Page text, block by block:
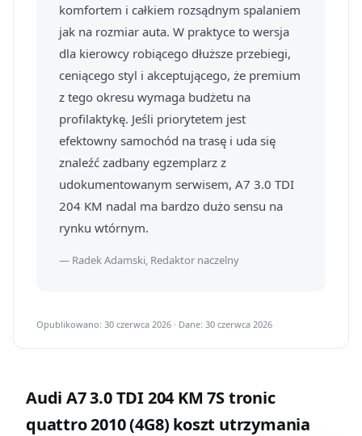
komfortem i całkiem rozsądnym spalaniem
jak na rozmiar auta. W praktyce to wersja
dla kierowcy robiącego dłuższe przebiegi,
ceniącego styl i akceptującego, że premium
z tego okresu wymaga budżetu na
profilaktykę. Jeśli priorytetem jest
efektowny samochód na trasę i uda się
znaleźć zadbany egzemplarz z
udokumentowanym serwisem, A7 3.0 TDI
204 KM nadal ma bardzo dużo sensu na
rynku wtórnym.
— Radek Adamski, Redaktor naczelny
Opublikowano: 30 czerwca 2026 · Dane: 30 czerwca 2026
Audi A7 3.0 TDI 204 KM 7S tronic
quattro 2010 (4G8) koszt utrzymania